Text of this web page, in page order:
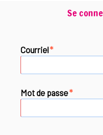
Se
Courriel*
Mot de passe*